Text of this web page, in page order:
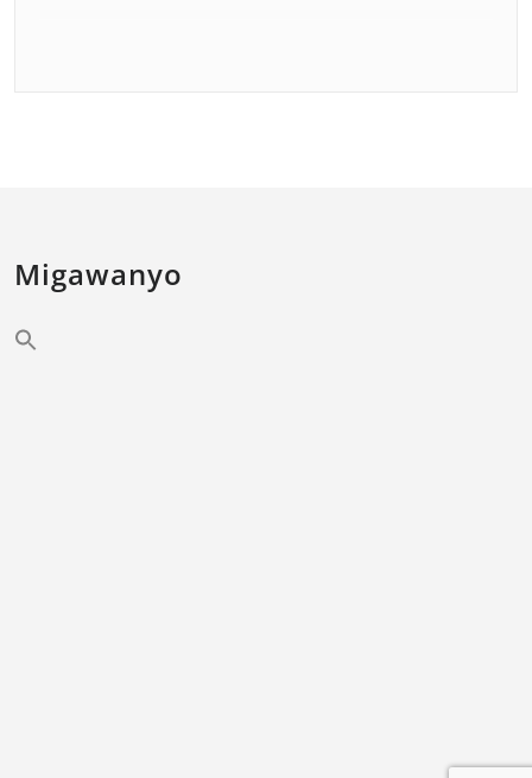
Migawanyo